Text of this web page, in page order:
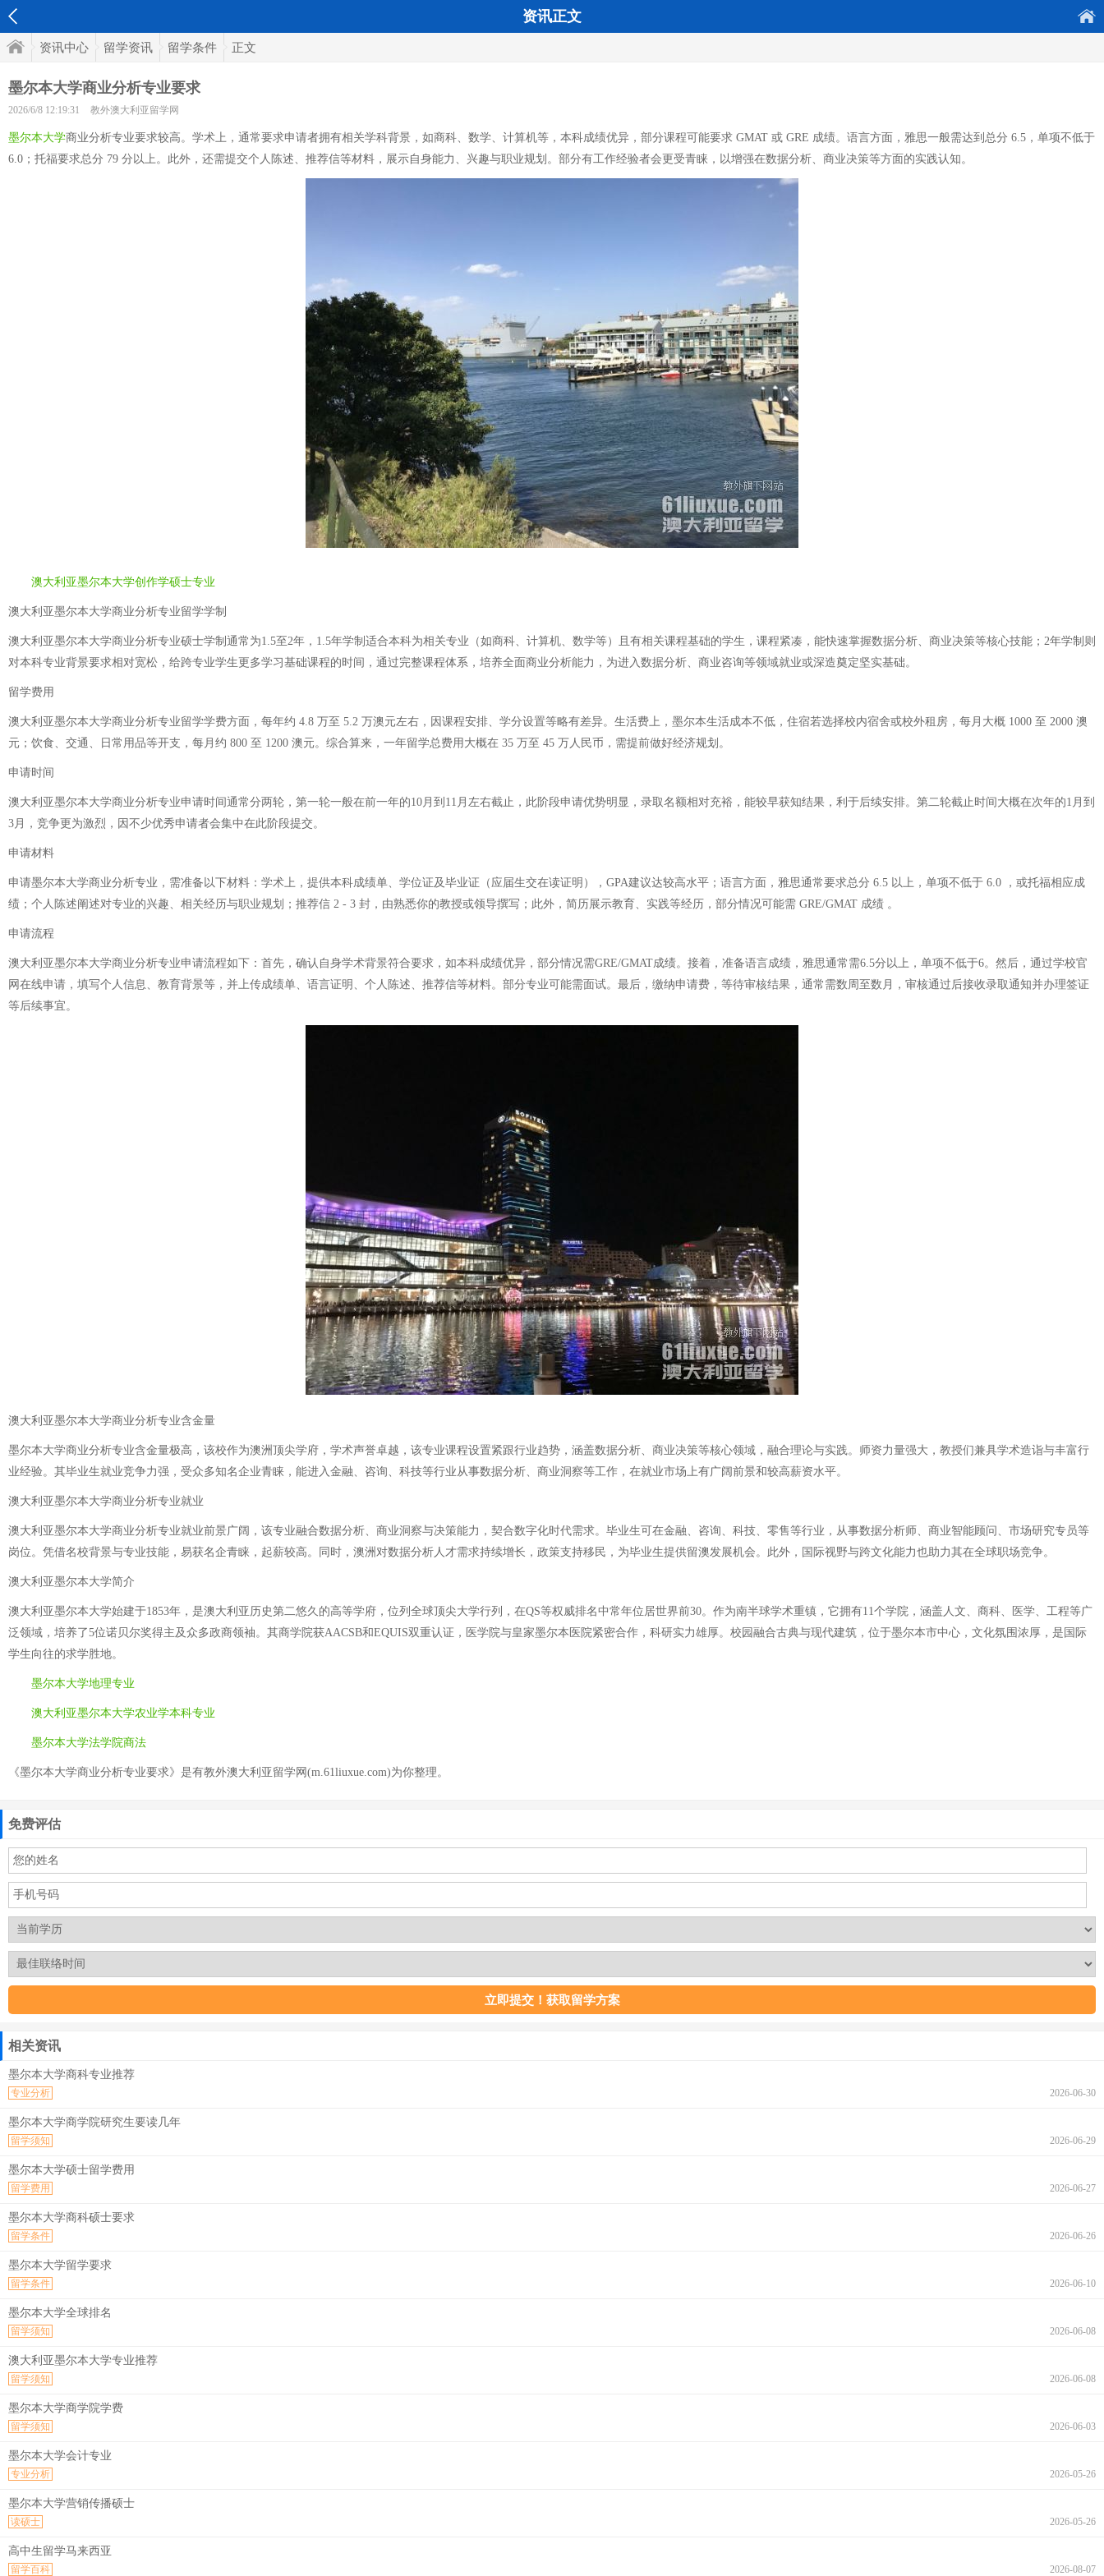
资讯正文
资讯中心 留学资讯 留学条件 正文
墨尔本大学商业分析专业要求
2026/6/8 12:19:31 教外澳大利亚留学网
墨尔本大学商业分析专业要求较高。学术上，通常要求申请者拥有相关学科背景，如商科、数学、计算机等，本科成绩优异，部分课程可能要求 GMAT 或 GRE 成绩。语言方面，雅思一般需达到总分 6.5，单项不低于
6.0；托福要求总分 79 分以上。此外，还需提交个人陈述、推荐信等材料，展示自身能力、兴趣与职业规划。部分有工作经验者会更受青睐，以增强在数据分析、商业决策等方面的实践认知。
澳大利亚墨尔本大学创作学硕士专业
澳大利亚墨尔本大学商业分析专业留学学制
澳大利亚墨尔本大学商业分析专业硕士学制通常为1.5至2年，1.5年学制适合本科为相关专业（如商科、计算机、数学等）且有相关课程基础的学生，课程紧凑，能快速掌握数据分析、商业决策等核心技能；2年学制则
对本科专业背景要求相对宽松，给跨专业学生更多学习基础课程的时间，通过完整课程体系，培养全面商业分析能力，为进入数据分析、商业咨询等领域就业或深造奠定坚实基础。
留学费用
澳大利亚墨尔本大学商业分析专业留学学费方面，每年约 4.8 万至 5.2 万澳元左右，因课程安排、学分设置等略有差异。生活费上，墨尔本生活成本不低，住宿若选择校内宿舍或校外租房，每月大概 1000 至 2000 澳
元；饮食、交通、日常用品等开支，每月约 800 至 1200 澳元。综合算来，一年留学总费用大概在 35 万至 45 万人民币，需提前做好经济规划。
申请时间
澳大利亚墨尔本大学商业分析专业申请时间通常分两轮，第一轮一般在前一年的10月到11月左右截止，此阶段申请优势明显，录取名额相对充裕，能较早获知结果，利于后续安排。第二轮截止时间大概在次年的1月到
3月，竞争更为激烈，因不少优秀申请者会集中在此阶段提交。
申请材料
申请墨尔本大学商业分析专业，需准备以下材料：学术上，提供本科成绩单、学位证及毕业证（应届生交在读证明），GPA建议达较高水平；语言方面，雅思通常要求总分 6.5 以上，单项不低于 6.0 ，或托福相应成
绩；个人陈述阐述对专业的兴趣、相关经历与职业规划；推荐信 2 - 3 封，由熟悉你的教授或领导撰写；此外，简历展示教育、实践等经历，部分情况可能需 GRE/GMAT 成绩 。
申请流程
澳大利亚墨尔本大学商业分析专业申请流程如下：首先，确认自身学术背景符合要求，如本科成绩优异，部分情况需GRE/GMAT成绩。接着，准备语言成绩，雅思通常需6.5分以上，单项不低于6。然后，通过学校官
网在线申请，填写个人信息、教育背景等，并上传成绩单、语言证明、个人陈述、推荐信等材料。部分专业可能需面试。最后，缴纳申请费，等待审核结果，通常需数周至数月，审核通过后接收录取通知并办理签证
等后续事宜。
澳大利亚墨尔本大学商业分析专业含金量
墨尔本大学商业分析专业含金量极高，该校作为澳洲顶尖学府，学术声誉卓越，该专业课程设置紧跟行业趋势，涵盖数据分析、商业决策等核心领域，融合理论与实践。师资力量强大，教授们兼具学术造诣与丰富行
业经验。其毕业生就业竞争力强，受众多知名企业青睐，能进入金融、咨询、科技等行业从事数据分析、商业洞察等工作，在就业市场上有广阔前景和较高薪资水平。
澳大利亚墨尔本大学商业分析专业就业
澳大利亚墨尔本大学商业分析专业就业前景广阔，该专业融合数据分析、商业洞察与决策能力，契合数字化时代需求。毕业生可在金融、咨询、科技、零售等行业，从事数据分析师、商业智能顾问、市场研究专员等
岗位。凭借名校背景与专业技能，易获名企青睐，起薪较高。同时，澳洲对数据分析人才需求持续增长，政策支持移民，为毕业生提供留澳发展机会。此外，国际视野与跨文化能力也助力其在全球职场竞争。
澳大利亚墨尔本大学简介
澳大利亚墨尔本大学始建于1853年，是澳大利亚历史第二悠久的高等学府，位列全球顶尖大学行列，在QS等权威排名中常年位居世界前30。作为南半球学术重镇，它拥有11个学院，涵盖人文、商科、医学、工程等广
泛领域，培养了5位诺贝尔奖得主及众多政商领袖。其商学院获AACSB和EQUIS双重认证，医学院与皇家墨尔本医院紧密合作，科研实力雄厚。校园融合古典与现代建筑，位于墨尔本市中心，文化氛围浓厚，是国际
学生向往的求学胜地。
墨尔本大学地理专业
澳大利亚墨尔本大学农业学本科专业
墨尔本大学法学院商法
《墨尔本大学商业分析专业要求》是有教外澳大利亚留学网(m.61liuxue.com)为你整理。
免费评估
相关资讯
墨尔本大学商科专业推荐
2026-06-30
专业分析
墨尔本大学商学院研究生要读几年
2026-06-29
留学须知
墨尔本大学硕士留学费用
2026-06-27
留学费用
墨尔本大学商科硕士要求
2026-06-26
留学条件
墨尔本大学留学要求
2026-06-10
留学条件
墨尔本大学全球排名
2026-06-08
留学须知
澳大利亚墨尔本大学专业推荐
2026-06-08
留学须知
墨尔本大学商学院学费
2026-06-03
留学须知
墨尔本大学会计专业
2026-05-26
专业分析
墨尔本大学营销传播硕士
2026-05-26
读硕士
高中生留学马来西亚
2026-08-07
留学百科